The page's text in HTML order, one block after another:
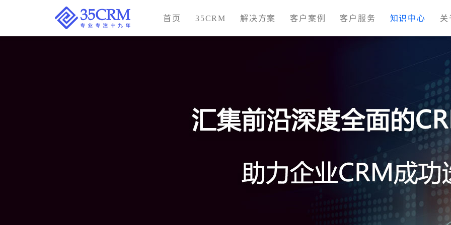
首页 35CRM 解决方案 客户案例 客户服务 知识中心 关